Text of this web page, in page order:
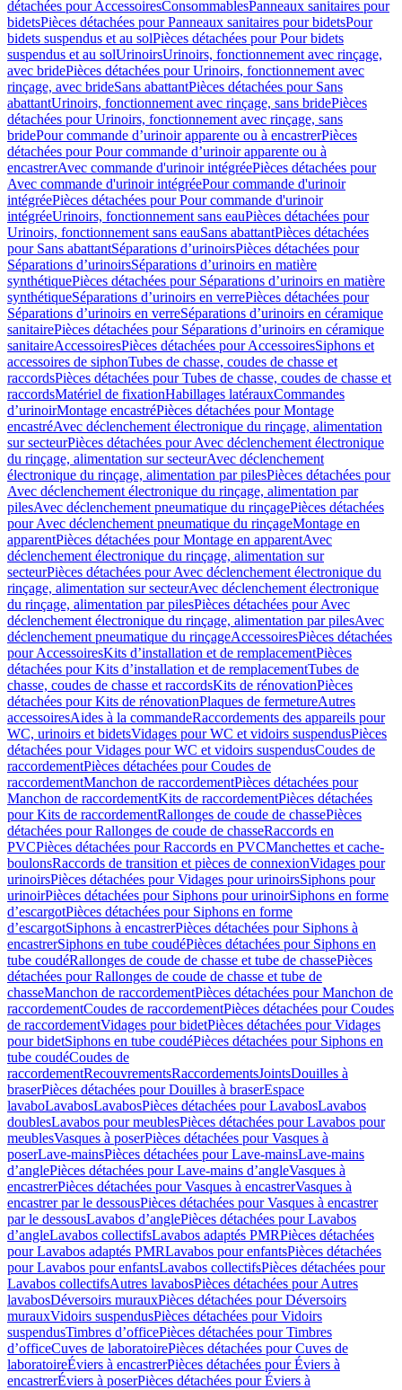
détachées pour AccessoiresConsommablesPanneaux sanitaires pour
bidetsPièces détachées pour Panneaux sanitaires pour bidetsPour
bidets suspendus et au solPièces détachées pour Pour bidets
suspendus et au solUrinoirsUrinoirs, fonctionnement avec rinçage,
avec bridePièces détachées pour Urinoirs, fonctionnement avec
rinçage, avec brideSans abattantPièces détachées pour Sans
abattantUrinoirs, fonctionnement avec rinçage, sans bridePièces
détachées pour Urinoirs, fonctionnement avec rinçage, sans
bridePour commande d’urinoir apparente ou à encastrerPièces
détachées pour Pour commande d’urinoir apparente ou à
encastrerAvec commande d'urinoir intégréePièces détachées pour
Avec commande d'urinoir intégréePour commande d'urinoir
intégréePièces détachées pour Pour commande d'urinoir
intégréeUrinoirs, fonctionnement sans eauPièces détachées pour
Urinoirs, fonctionnement sans eauSans abattantPièces détachées
pour Sans abattantSéparations d’urinoirsPièces détachées pour
Séparations d’urinoirsSéparations d’urinoirs en matière
synthétiquePièces détachées pour Séparations d’urinoirs en matière
synthétiqueSéparations d’urinoirs en verrePièces détachées pour
Séparations d’urinoirs en verreSéparations d’urinoirs en céramique
sanitairePièces détachées pour Séparations d’urinoirs en céramique
sanitaireAccessoiresPièces détachées pour AccessoiresSiphons et
accessoires de siphonTubes de chasse, coudes de chasse et
raccordsPièces détachées pour Tubes de chasse, coudes de chasse et
raccordsMatériel de fixationHabillages latérauxCommandes
dʼurinoirMontage encastréPièces détachées pour Montage
encastréAvec déclenchement électronique du rinçage, alimentation
sur secteurPièces détachées pour Avec déclenchement électronique
du rinçage, alimentation sur secteurAvec déclenchement
électronique du rinçage, alimentation par pilesPièces détachées pour
Avec déclenchement électronique du rinçage, alimentation par
pilesAvec déclenchement pneumatique du rinçagePièces détachées
pour Avec déclenchement pneumatique du rinçageMontage en
apparentPièces détachées pour Montage en apparentAvec
déclenchement électronique du rinçage, alimentation sur
secteurPièces détachées pour Avec déclenchement électronique du
rinçage, alimentation sur secteurAvec déclenchement électronique
du rinçage, alimentation par pilesPièces détachées pour Avec
déclenchement électronique du rinçage, alimentation par pilesAvec
déclenchement pneumatique du rinçageAccessoiresPièces détachées
pour AccessoiresKits d’installation et de remplacementPièces
détachées pour Kits d’installation et de remplacementTubes de
chasse, coudes de chasse et raccordsKits de rénovationPièces
détachées pour Kits de rénovationPlaques de fermetureAutres
accessoiresAides à la commandeRaccordements des appareils pour
WC, urinoirs et bidetsVidages pour WC et vidoirs suspendusPièces
détachées pour Vidages pour WC et vidoirs suspendusCoudes de
raccordementPièces détachées pour Coudes de
raccordementManchon de raccordementPièces détachées pour
Manchon de raccordementKits de raccordementPièces détachées
pour Kits de raccordementRallonges de coude de chassePièces
détachées pour Rallonges de coude de chasseRaccords en
PVCPièces détachées pour Raccords en PVCManchettes et cache-
boulonsRaccords de transition et pièces de connexionVidages pour
urinoirsPièces détachées pour Vidages pour urinoirsSiphons pour
urinoirPièces détachées pour Siphons pour urinoirSiphons en forme
d’escargotPièces détachées pour Siphons en forme
d’escargotSiphons à encastrerPièces détachées pour Siphons à
encastrerSiphons en tube coudéPièces détachées pour Siphons en
tube coudéRallonges de coude de chasse et tube de chassePièces
détachées pour Rallonges de coude de chasse et tube de
chasseManchon de raccordementPièces détachées pour Manchon de
raccordementCoudes de raccordementPièces détachées pour Coudes
de raccordementVidages pour bidetPièces détachées pour Vidages
pour bidetSiphons en tube coudéPièces détachées pour Siphons en
tube coudéCoudes de
raccordementRecouvrementsRaccordementsJointsDouilles à
braserPièces détachées pour Douilles à braserEspace
lavaboLavabosLavabosPièces détachées pour LavabosLavabos
doublesLavabos pour meublesPièces détachées pour Lavabos pour
meublesVasques à poserPièces détachées pour Vasques à
poserLave-mainsPièces détachées pour Lave-mainsLave-mains
d’anglePièces détachées pour Lave-mains d’angleVasques à
encastrerPièces détachées pour Vasques à encastrerVasques à
encastrer par le dessousPièces détachées pour Vasques à encastrer
par le dessousLavabos d’anglePièces détachées pour Lavabos
d’angleLavabos collectifsLavabos adaptés PMRPièces détachées
pour Lavabos adaptés PMRLavabos pour enfantsPièces détachées
pour Lavabos pour enfantsLavabos collectifsPièces détachées pour
Lavabos collectifsAutres lavabosPièces détachées pour Autres
lavabosDéversoirs murauxPièces détachées pour Déversoirs
murauxVidoirs suspendusPièces détachées pour Vidoirs
suspendusTimbres dʼofficePièces détachées pour Timbres
dʼofficeCuves de laboratoirePièces détachées pour Cuves de
laboratoireÉviers à encastrerPièces détachées pour Éviers à
encastrerÉviers à poserPièces détachées pour Éviers à